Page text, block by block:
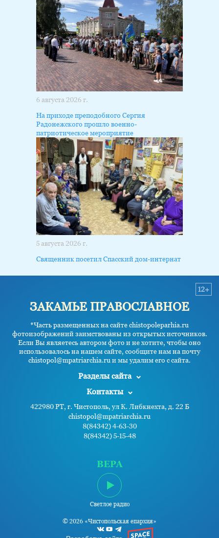
6 августа 2026 г.
На приходе преподобного Сергия
Радонежского прошло военно-
патриотическое мероприятие
5 августа 2026 г.
Священник посетил Спасский дом-интернат
ЗАКАМЬЕ ПРАВОСЛАВНОЕ
*Часть размещенных на сайте chistopoleparhia.ru
фотоизображений заимствованы из открытых источников.
Если Вы являетесь автором фото и не хотите, чтобы оно
использовалось на нашем сайте, сообщите нам на почту
chistopol@mpatriarchia.ru и мы удалим его с сайта.
12+
Разделы сайта
Контакты
422980 РТ, г. Чистополь, ул К. Либкнехта, д. 22 Б
chistopol@mpatriarchia.ru
8(84342) 4-63-30
8(84342) 5-15-48
ВЕРА
Светлое радио
© 2026 «Чистопольская епархия»